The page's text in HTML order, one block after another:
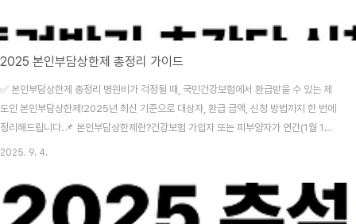
2025 본인부담상한제 총정리 가이드
✅ 본인부담상한제 총정리 병원비가 걱정될 때, 국민건강보험에서 환급받을 수 있는 제
도인 본인부담상한제!2025년 최신 기준으로 대상자, 환급 금액, 신청 방법까지 한 번에
정리해드립니다.📌 본인부담상한제란?건강보험 가입자 또는 피부양자가 연간(1월 1일
~12월 31일) 동안 병원에 낸 건강보험 본인부담금이 일정 금액(상한액)을 초과할 경우,
피부양자 전체연간 본인부담금이 상한액을 초과한 경우비급여 진료비, 선택진료, 상급
병실료 등은 제외💰 2025년 본인부담상한액 기준보험료 분위상한액1분위89만 원
2025. 9. 4.